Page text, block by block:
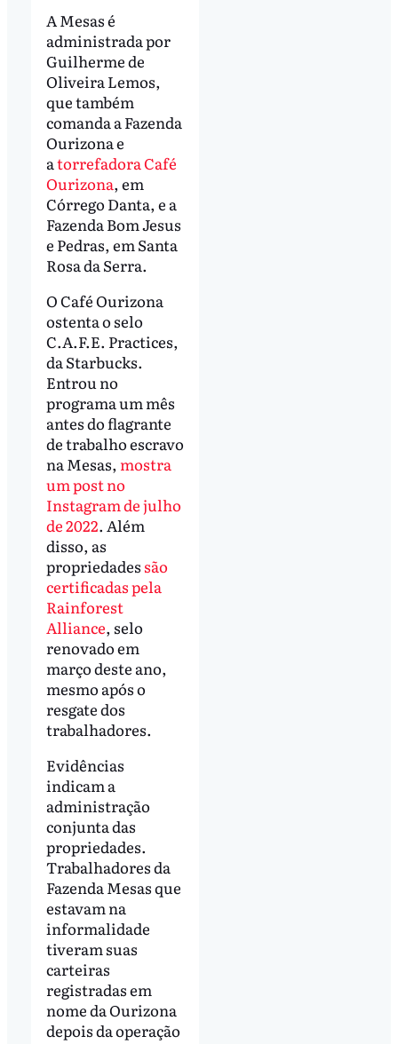
A Mesas é
administrada por
Guilherme de
Oliveira Lemos,
que também
comanda a Fazenda
Ourizona e
atorrefadora Café
Ourizona, em
Córrego Danta, e a
Fazenda Bom Jesus
e Pedras, em Santa
Rosa da Serra.
O Café Ourizona
ostenta o selo
C.A.F.E. Practices,
da Starbucks.
Entrou no
programa um mês
antes do flagrante
de trabalho escravo
na Mesas, mostra
um post no
Instagram de julho
de 2022. Além
disso, as
propriedades são
certificadas pela
Rainforest
Alliance, selo
renovado em
março deste ano,
mesmo após o
resgate dos
trabalhadores.
Evidências
indicam a
administração
conjunta das
propriedades.
Trabalhadores da
Fazenda Mesas que
estavam na
informalidade
tiveram suas
carteiras
registradas em
nome da Ourizona
depois da operação